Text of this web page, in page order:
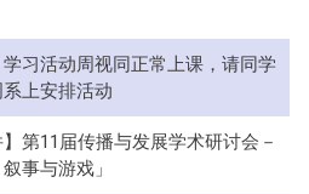
学习活动周视同正常上课，请同学
上安排活动
】第11届传播与发展学术研讨会－
事与游戏」